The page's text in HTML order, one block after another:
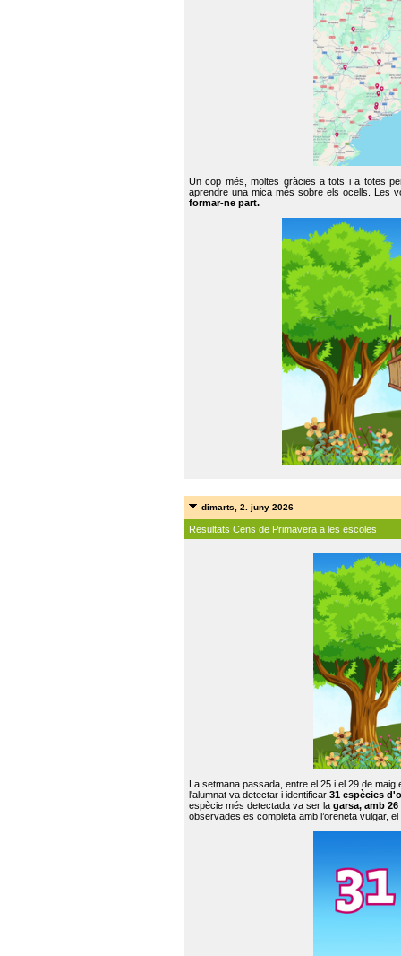
Un cop més, moltes gràcies a tots i a totes
aprendre una mica més sobre els ocells. Les
formar-ne part.
dimarts, 2. juny 2026
Resultats Cens de Primavera a les escoles
La setmana passada, entre el 25 i el 29 de
l'alumnat va detectar i identificar 31 espècies
espècie més detectada va ser la garsa, amb
observades es completa amb l’oreneta vulgar,